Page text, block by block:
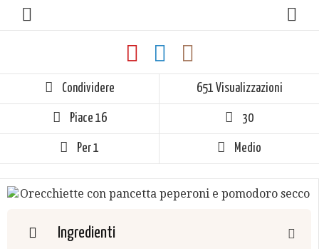
Condividere 651 Visualizzazioni
Piace 16 30
Per 1 Medio
Ingredienti